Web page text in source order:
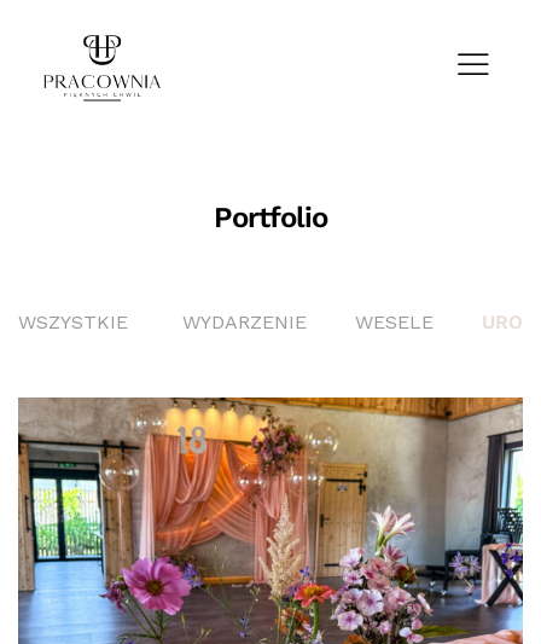
Portfolio
WSZYSTKIE WYDARZENIE WESELE